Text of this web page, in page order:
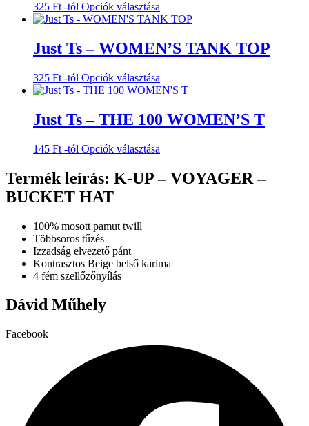
változatok
termékoldalon
választhatók
325 Ft -tól Opciók választása
a
több
variációja
A
változatok
termékoldalon
választhatók
Just Ts – WOMEN’S TANK TOP
325 Ft -tól Opciók választása
a
több
variációja
A
Just Ts – THE 100 WOMEN’S T
145 Ft -tól Opciók választása
terméknek
több
termékoldalon
Termék leírás: K-UP – VOYAGER –
BUCKET HAT
100% mosott pamut twill
Többsoros tűzés
Izzadság elvezető pánt
Kontrasztos Beige belső karima
4 fém szellőzőnyílás
Dávid Műhely
Facebook